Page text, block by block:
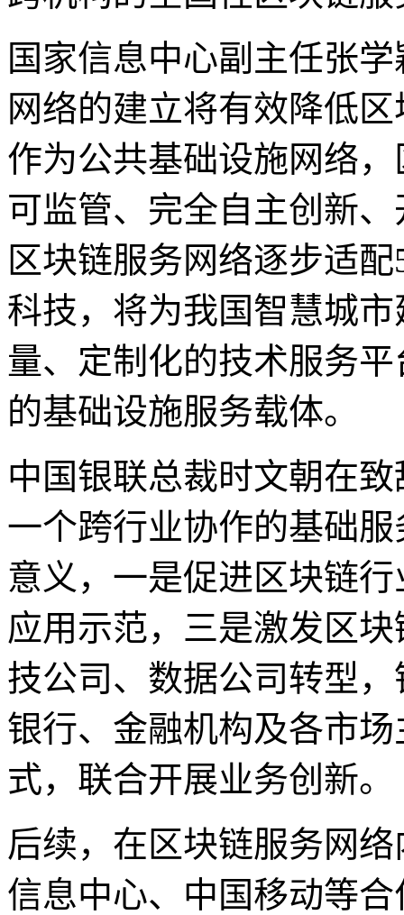
国家信息中心副主任张
网络的建立将有效降低
作为公共基础设施网络
可监管、完全自主创新
区块链服务网络逐步适
科技，将为我国智慧城
量、定制化的技术服务
的基础设施服务载体。
中国银联总裁时文朝在
一个跨行业协作的基础
意义，一是促进区块链
应用示范，三是激发区
技公司、数据公司转型
银行、金融机构及各市
式，联合开展业务创新。
后续，在区块链服务网
信息中心、中国移动等